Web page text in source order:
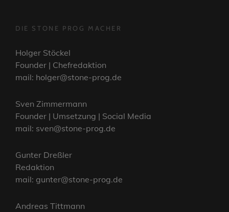
DIE STONE PROG MACHER
Holger Stöckel
Founder | Chefredaktion
mail: holger@stone-prog.de
Sven Zimmermann
Founder | Umsetzung | Social Media
mail: sven@stone-prog.de
Gunter Dreßler
Redaktion
mail: gunter@stone-prog.de
Andreas Tittmann